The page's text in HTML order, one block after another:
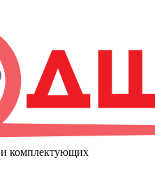
комплектующих